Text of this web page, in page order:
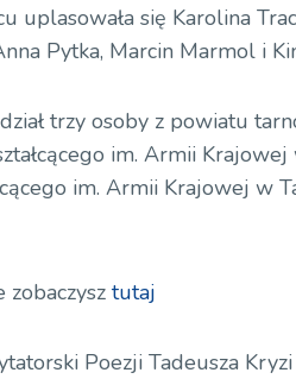
uplasowała się Karolina
Pytka, Marcin Marmol i
trzy osoby z powiatu
im. Armii
im. Armii Krajowej w
zobaczysz tutaj
Poezji Tadeusza